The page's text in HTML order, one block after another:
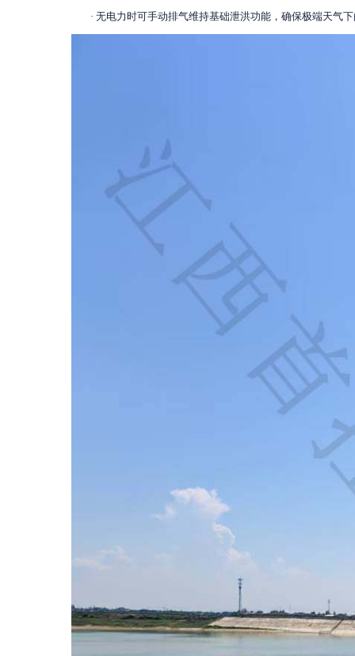
· 无电力时可手动排气维持基础泄洪功能，确保极端天气